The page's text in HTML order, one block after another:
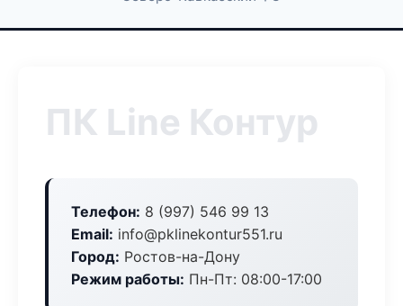
ПК Line Контур
Телефон: 8 (997) 546 99 13
Email: info@pklinekontur551.ru
Город: Ростов-на-Дону
Режим работы: Пн-Пт: 08:00-17:00